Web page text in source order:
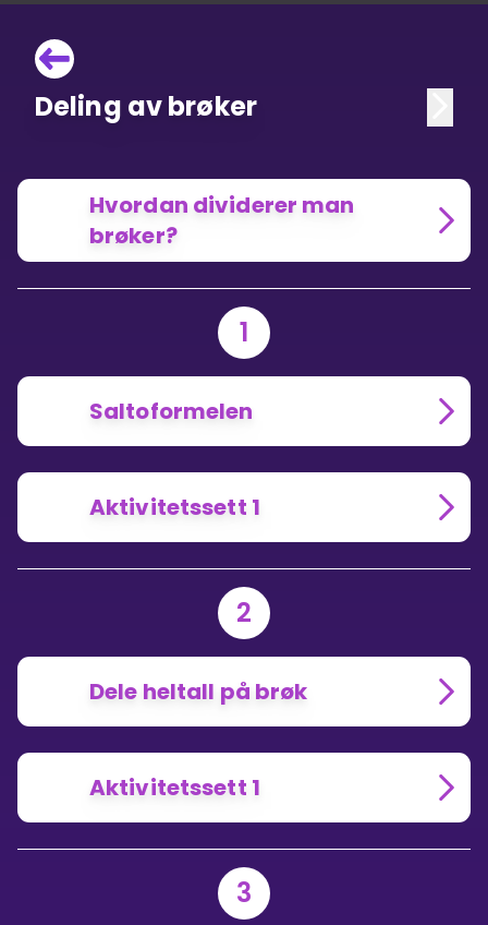
Deling av brøker
Hvordan dividerer man
brøker?
1
Saltoformelen
Aktivitetssett 1
2
Dele heltall på brøk
Aktivitetssett 1
3